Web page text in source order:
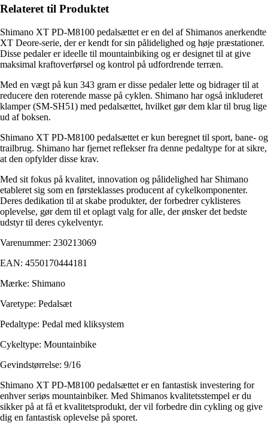
Relateret til Produktet
Shimano XT PD-M8100 pedalsættet er en del af Shimanos anerkendte
XT Deore-serie, der er kendt for sin pålidelighed og høje præstationer.
Disse pedaler er ideelle til mountainbiking og er designet til at give
maksimal kraftoverførsel og kontrol på udfordrende terræn.
Med en vægt på kun 343 gram er disse pedaler lette og bidrager til at
reducere den roterende masse på cyklen. Shimano har også inkluderet
klamper (SM-SH51) med pedalsættet, hvilket gør dem klar til brug lige
ud af boksen.
Shimano XT PD-M8100 pedalsættet er kun beregnet til sport, bane- og
trailbrug. Shimano har fjernet reflekser fra denne pedaltype for at sikre,
at den opfylder disse krav.
Med sit fokus på kvalitet, innovation og pålidelighed har Shimano
etableret sig som en førsteklasses producent af cykelkomponenter.
Deres dedikation til at skabe produkter, der forbedrer cyklisteres
oplevelse, gør dem til et oplagt valg for alle, der ønsker det bedste
udstyr til deres cykelventyr.
Varenummer: 230213069
EAN: 4550170444181
Mærke: Shimano
Varetype: Pedalsæt
Pedaltype: Pedal med kliksystem
Cykeltype: Mountainbike
Gevindstørrelse: 9/16
Shimano XT PD-M8100 pedalsættet er en fantastisk investering for
enhver seriøs mountainbiker. Med Shimanos kvalitetsstempel er du
sikker på at få et kvalitetsprodukt, der vil forbedre din cykling og give
dig en fantastisk oplevelse på sporet.